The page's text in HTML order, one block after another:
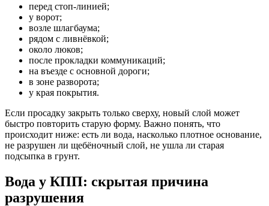
перед стоп-линией;
у ворот;
возле шлагбаума;
рядом с ливнёвкой;
около люков;
после прокладки коммуникаций;
на въезде с основной дороги;
в зоне разворота;
у края покрытия.
Если просадку закрыть только сверху, новый слой может
быстро повторить старую форму. Важно понять, что
происходит ниже: есть ли вода, насколько плотное основание,
не разрушен ли щебёночный слой, не ушла ли старая
подсыпка в грунт.
Вода у КПП: скрытая причина
разрушения